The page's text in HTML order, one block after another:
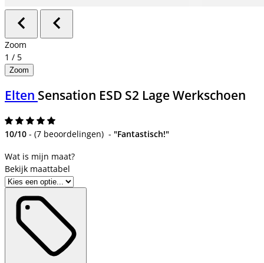
Zoom
1 / 5
Zoom
Elten Sensation ESD S2 Lage Werkschoen
10/10 - (7 beoordelingen) - "Fantastisch!"
Bekijk maattabel